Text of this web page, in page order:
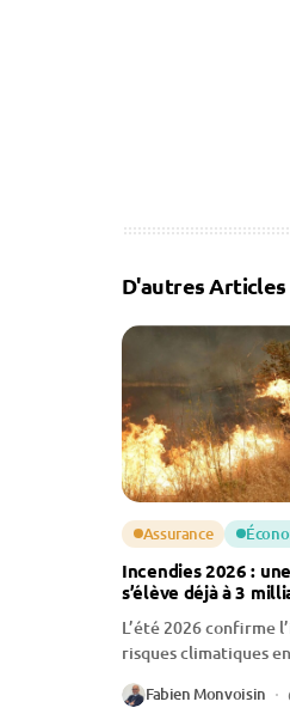
D'autres Articles
Assurance
Incendies 2026 :
s’élève déjà à 3
L’été 2026 confirme
risques climatiques
le...
Fabien Monvoisin